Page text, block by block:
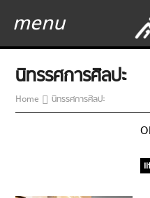
menu
นิทรรศการศิลปะ
Home นิทรรศการศิลปะ